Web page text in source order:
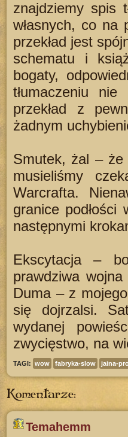
znajdziemy spis
własnych, co na
przekład jest
schematu i
bogaty,
tłumaczeniu nie
przekład z
żadnym
Smutek, żal – że
musieliśmy
Warcrafta.
granice
następnymi
Ekscytacja –
prawdziwa
Duma – z
się dojrzalsi.
wydanej
zwycięstwo, na
TAGI: wow fabryka-slow jaina-
Komentarze:
Temahemm